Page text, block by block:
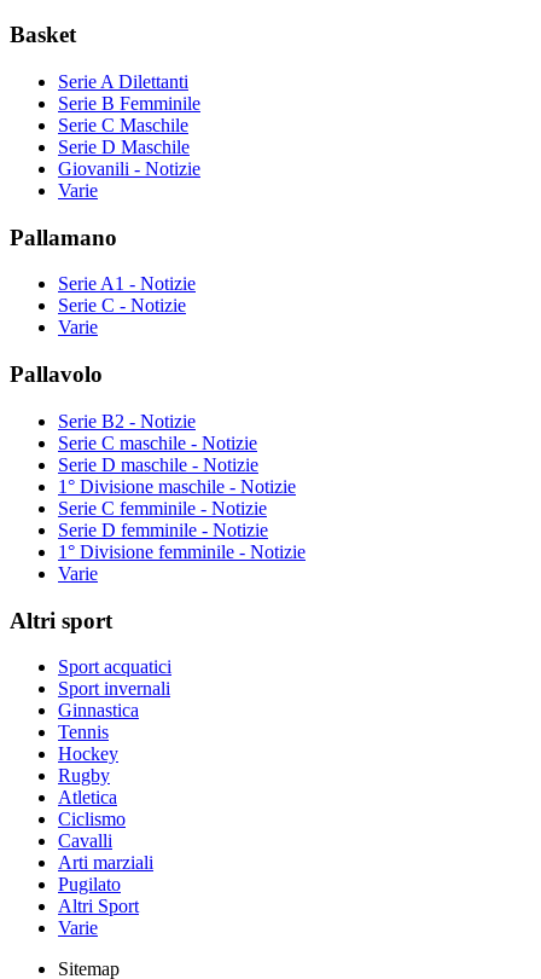
Basket
Serie A Dilettanti
Serie B Femminile
Serie C Maschile
Serie D Maschile
Giovanili - Notizie
Varie
Pallamano
Serie A1 - Notizie
Serie C - Notizie
Varie
Pallavolo
Serie B2 - Notizie
Serie C maschile - Notizie
Serie D maschile - Notizie
1° Divisione maschile - Notizie
Serie C femminile - Notizie
Serie D femminile - Notizie
1° Divisione femminile - Notizie
Varie
Altri sport
Sport acquatici
Sport invernali
Ginnastica
Tennis
Hockey
Rugby
Atletica
Ciclismo
Cavalli
Arti marziali
Pugilato
Altri Sport
Varie
Sitemap